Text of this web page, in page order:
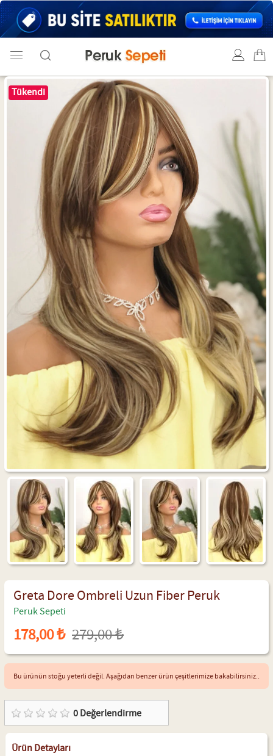
Tükendi
Greta Dore Ombreli Uzun Fiber Peruk
Peruk Sepeti
178,00 ₺ 279,00 ₺
Bu ürünün stoğu yeterli değil. Aşağıdan benzer ürün çeşitlerimize bakabilirsiniz..
0Değerlendirme
Ürün Detayları